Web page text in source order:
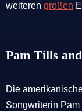
weiteren großen
Pam Tills
Die
Songwriterin